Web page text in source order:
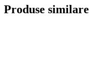
Produse similare